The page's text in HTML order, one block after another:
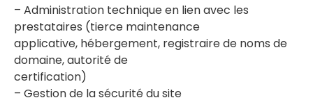
– Administration technique en lien avec les
prestataires (tierce maintenance
applicative, hébergement, registraire de noms de
domaine, autorité de
certification)
– Gestion de la sécurité du site